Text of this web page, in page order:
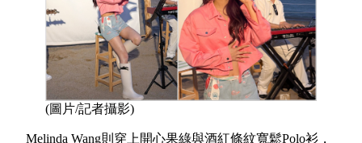
(圖片/記者攝影)
Melinda Wang則穿上開心果綠與酒紅條紋寬鬆Polo衫，